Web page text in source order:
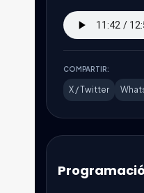
COMPARTIR:
X / Twitter